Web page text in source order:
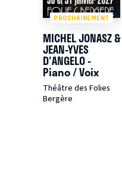
PROCHAINEMENT
MICHEL JONASZ &
JEAN-YVES
D'ANGELO -
Piano / Voix
Théâtre des Folies
Bergère